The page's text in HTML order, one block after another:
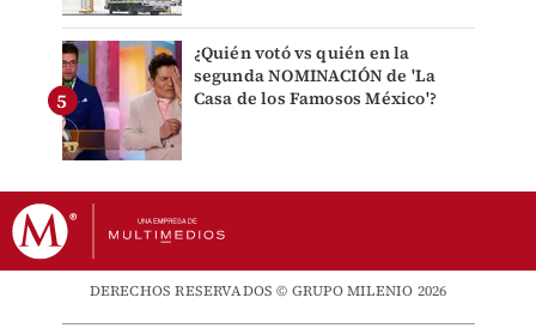
¿Quién votó vs quién en la
segunda NOMINACIÓN de 'La
Casa de los Famosos México'?
DERECHOS RESERVADOS © GRUPO MILENIO 2026